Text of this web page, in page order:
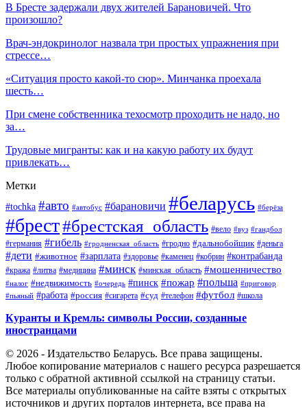
В Бресте задержали двух жителей Барановичей. Что
произошло?
Врач-эндокринолог назвала три простых упражнения при
стрессе…
«Cитуация просто какой-то сюр». Минчанка проехала
шесть…
При смене собственника техосмотр проходить не надо, но
за…
Трудовые мигранты: как и на какую работу их будут
привлекать…
Метки
#tochka #авто #автобус #барановичи #беларусь #берёза
#брест#брестская_область #вело #вуз #гандбол
#германия #гибель #гродненская_область #гродно #дальнобойщик #деньга
#дети #животное #зарплата #здоровье #каменец #кобрин #контрабанда
#кража #литва #медицина #минск #минская_область #мошенничество
#налог #недвижимость #очередь #пинск #пожар #польша #приговор
#пьяный #работа #россия #сигарета #суд #телефон #футбол #школа
Куранты и Кремль: символы России, созданные
иностранцами
© 2026 - Издательство Беларусь. Все права защищены.
Любое копирование материалов с нашего ресурса разрешается
только с обратной активной ссылкой на страницу статьи.
Все материалы опубликованные на сайте взяты с открытых
источников и других порталов интернета, все права на